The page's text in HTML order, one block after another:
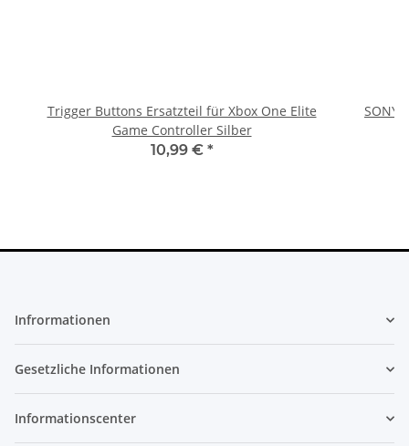
Trigger Buttons Ersatzteil für Xbox One Elite
Game Controller Silber
10,99 € *
SONY
Infrormationen
Gesetzliche Informationen
Informationscenter